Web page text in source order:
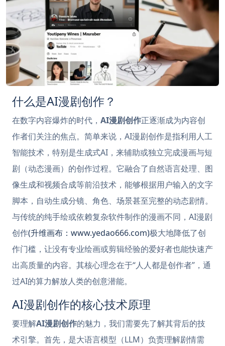
什么是AI漫剧创作？
在数字内容爆炸的时代， AI漫剧创作正逐渐成为内容创
作者们关注的焦点。简单来说，AI漫剧创作是指利用人工
智能技术，特别是生成式AI，来辅助或独立完成漫画与短
剧（动态漫画）的创作过程。它融合了自然语言处理、图
像生成和视频合成等前沿技术，能够根据用户输入的文字
脚本，自动生成分镜、角色、场景甚至完整的动态剧情。
与传统的纯手绘或依赖复杂软件制作的漫画不同，AI漫剧
创作(升维画布：www.yedao666.com)极大地降低了创
作门槛，让没有专业绘画或剪辑经验的爱好者也能快速产
出高质量的内容。其核心理念在于“人人都是创作者”，通
过AI的算力解放人类的创意潜能。
AI漫剧创作的核心技术原理
要理解AI漫剧创作的魅力，我们需要先了解其背后的技
术引擎。首先，是大语言模型（LLM）负责理解剧情需